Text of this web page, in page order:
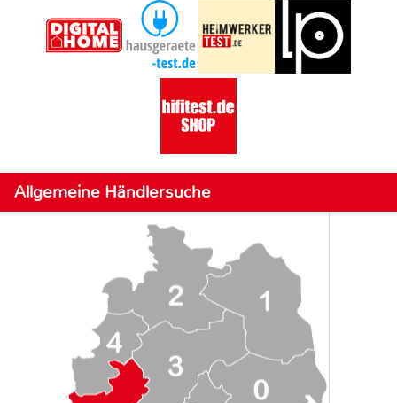
Allgemeine Händlersuche